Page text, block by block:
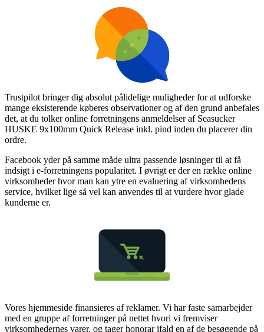
Trustpilot bringer dig absolut pålidelige muligheder for at udforske
mange eksisterende køberes observationer og af den grund anbefales
det, at du tolker online forretningens anmeldelser af Seasucker
HUSKE 9x100mm Quick Release inkl. pind inden du placerer din
ordre.
Facebook yder på samme måde ultra passende løsninger til at få
indsigt i e-forretningens popularitet. I øvrigt er der en række online
virksomheder hvor man kan ytre en evaluering af virksomhedens
service, hvilket lige så vel kan anvendes til at vurdere hvor glade
kunderne er.
Vores hjemmeside finansieres af reklamer. Vi har faste samarbejder
med en gruppe af forretninger på nettet hvori vi fremviser
virksomhedernes varer, og tager honorar ifald en af de besøgende på